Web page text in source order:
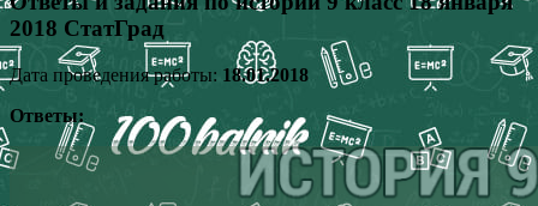
2018 СтатГрад
Дата проведения работы: 18.01.2018
Ответы: